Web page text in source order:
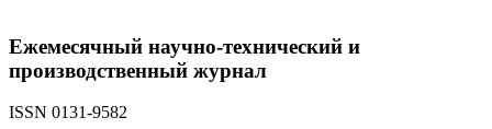
Ежемесячный научно-технический и
производственный журнал
ISSN 0131-9582